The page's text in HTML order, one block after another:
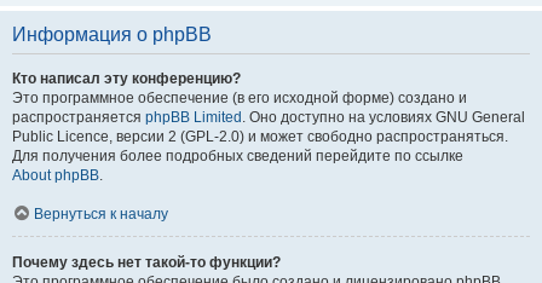
Информация о phpBB
Кто написал эту конференцию?
Это программное обеспечение (в его исходной форме) создано и
распространяется phpBB Limited . Оно доступно на условиях GNU General
Public Licence, версии 2 (GPL-2.0) и может свободно распространяться.
Для получения более подробных сведений перейдите по ссылке
About phpBB.
Вернуться к началу
Почему здесь нет такой-то функции?